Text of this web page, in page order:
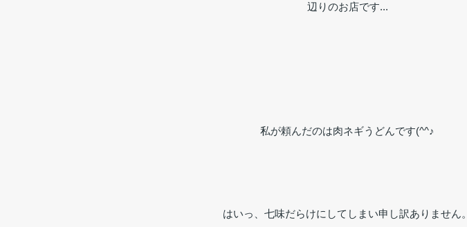
辺りのお店です...
私が頼んだのは肉ネギうどんです(^^♪
はいっ、七味だらけにしてしまい申し訳ありません。